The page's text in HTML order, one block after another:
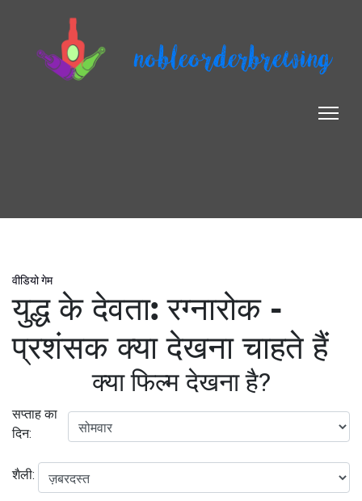
nobleorderbrewing
वीडियो गेम
युद्ध के देवता: रग्नारोक -
प्रशंसक क्या देखना चाहते हैं
क्या फिल्म देखना है?
सप्ताह का
दिन:
शैली: